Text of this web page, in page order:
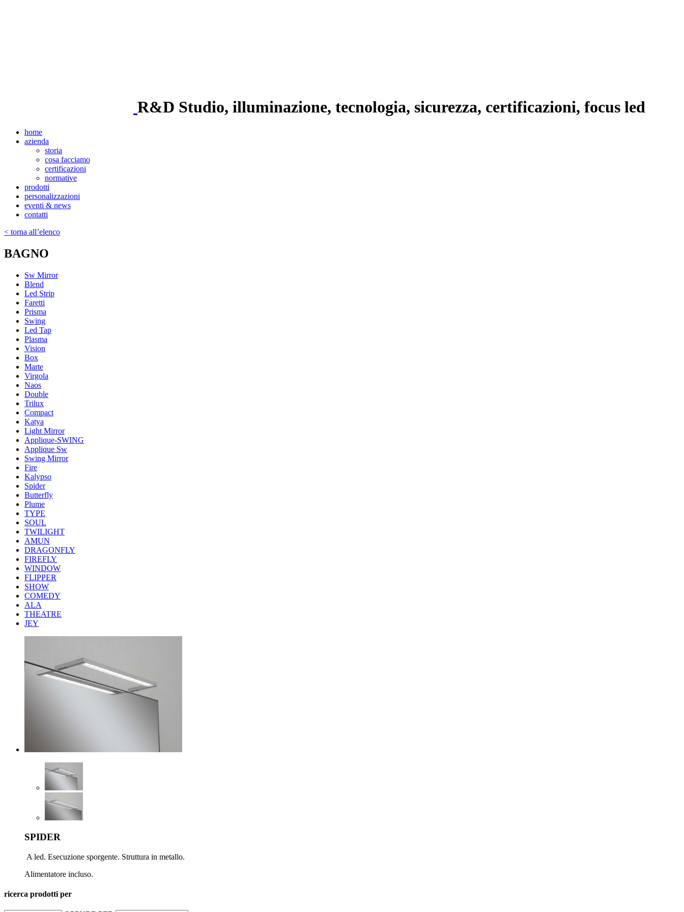
R&D Studio, illuminazione, tecnologia, sicurezza, certificazioni, focus led
home
azienda
storia
cosa facciamo
certificazioni
normative
prodotti
personalizzazioni
eventi & news
contatti
< torna all’elenco
BAGNO
Sw Mirror
Blend
Led Strip
Faretti
Prisma
Swing
Led Tap
Plasma
Vision
Box
Marte
Virgola
Naos
Double
Trilux
Compact
Katya
Light Mirror
Applique-SWING
Applique Sw
Swing Mirror
Fire
Kalypso
Spider
Butterfly
Plume
TYPE
SOUL
TWILIGHT
AMUN
DRAGONFLY
FIREFLY
WINDOW
FLIPPER
SHOW
COMEDY
ALA
THEATRE
JEY
SPIDER
A led. Esecuzione sporgente. Struttura in metallo.
Alimentatore incluso.
ricerca prodotti per